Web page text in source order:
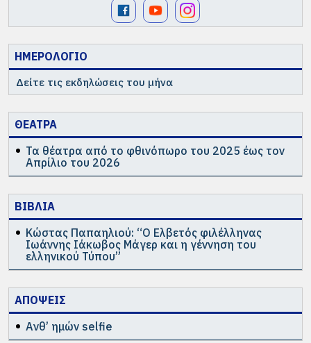
ΗΜΕΡΟΛΟΓΙΟ
Δείτε τις εκδηλώσεις του μήνα
ΘΕΑΤΡΑ
Τα θέατρα από το φθινόπωρο του 2025 έως τον
Απρίλιο του 2026
ΒΙΒΛΙΑ
Κώστας Παπαηλιού: “Ο Ελβετός φιλέλληνας
Ιωάννης Ιάκωβος Μάγερ και η γέννηση του
ελληνικού Τύπου”
ΑΠΟΨΕΙΣ
Ανθ’ ημών selfie